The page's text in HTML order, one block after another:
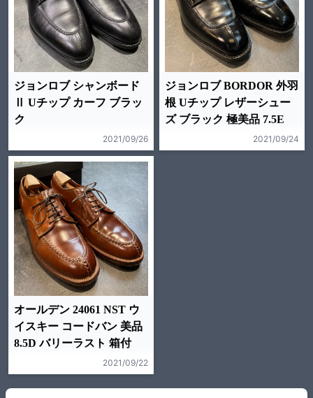
ジョンロブ シャンボード
Ⅱ Uチップ カーフ ブラッ
ク
2021/09/26
ジョンロブ BORDOR 外羽
根 Uチップ レザーシュー
ズ ブラック 極美品 7.5E
2021/09/24
オールデン 24061 NST ウ
イスキー コードバン 美品
8.5D バリーラスト 箱付
2021/09/22